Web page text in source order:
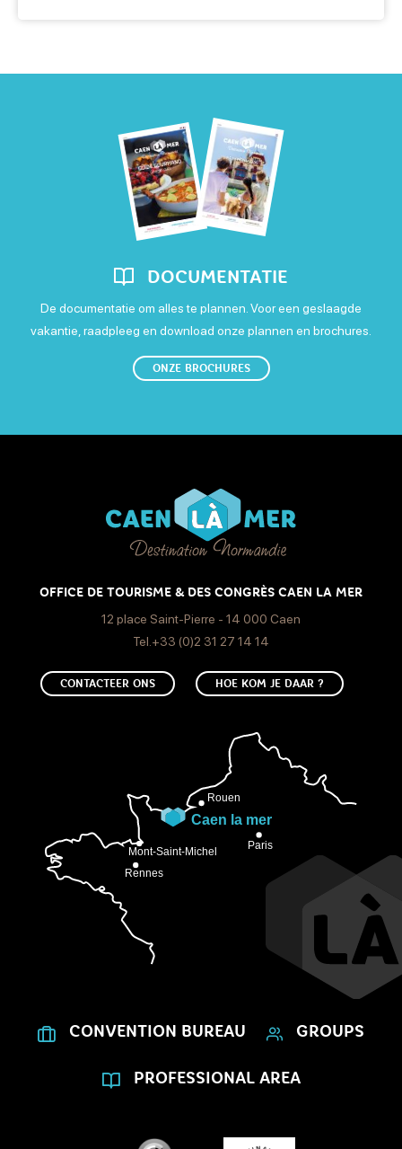
DOCUMENTATIE
De documentatie om alles te plannen. Voor een geslaagde
vakantie, raadpleeg en download onze plannen en brochures.
ONZE BROCHURES
OFFICE DE TOURISME & DES CONGRÈS CAEN LA MER
12 place Saint-Pierre - 14 000 Caen
Tel.+33 (0)2 31 27 14 14
CONTACTEER ONS HOE KOM JE DAAR ?
CONVENTION BUREAU GROUPS
PROFESSIONAL AREA